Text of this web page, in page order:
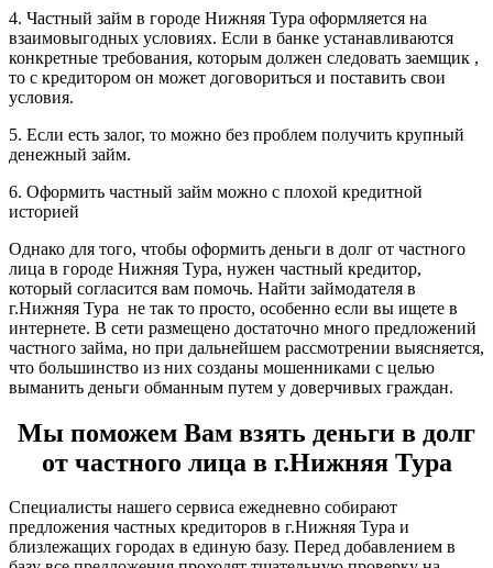
4. Частный займ в городе Нижняя Тура оформляется на
взаимовыгодных условиях. Если в банке устанавливаются
конкретные требования, которым должен следовать заемщик ,
то с кредитором он может договориться и поставить свои
условия.
5. Если есть залог, то можно без проблем получить крупный
денежный займ.
6. Оформить частный займ можно с плохой кредитной
историей
Однако для того, чтобы оформить деньги в долг от частного
лица в городе Нижняя Тура, нужен частный кредитор,
который согласится вам помочь. Найти займодателя в
г.Нижняя Тура не так то просто, особенно если вы ищете в
интернете. В сети размещено достаточно много предложений
частного займа, но при дальнейшем рассмотрении выясняется,
что большинство из них созданы мошенниками с целью
выманить деньги обманным путем у доверчивых граждан.
Мы поможем Вам взять деньги в долг
от частного лица в г.Нижняя Тура
Специалисты нашего сервиса ежедневно собирают
предложения частных кредиторов в г.Нижняя Тура и
близлежащих городах в единую базу. Перед добавлением в